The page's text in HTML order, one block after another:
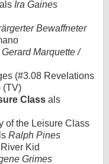
als Ira Gaines
Bewaffneter
Gerard Marquette /
(#3.08 Revelations
(TV)
Class als
of the Leisure Class
Ralph Pines
Kid
Grimes